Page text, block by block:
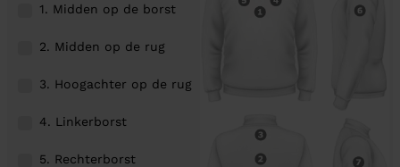
1. Midden op de borst
2. Midden op de rug
3. Hoogachter op de rug
4. Linkerborst
5. Rechterborst